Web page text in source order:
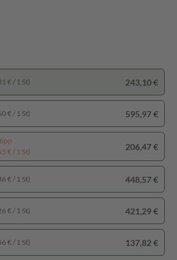
€ / 1 St) 243,10 €
€ / 1 St) 595,97 €
€ / 1 St)
206,47 €
€ / 1 St) 448,57 €
€ / 1 St) 421,29 €
€ / 1 St) 137,82 €